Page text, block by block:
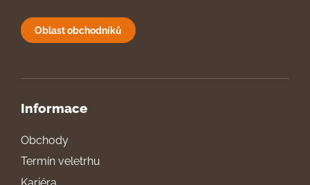
Oblast obchodníků
Informace
Obchody
Termín veletrhu